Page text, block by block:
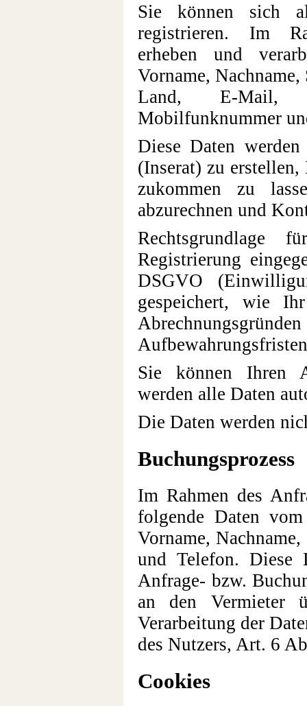
Sie können sich
registrieren. Im
erheben und
Vorname,
Land, E-Mail,
Mobilfunknummer
Diese Daten
(Inserat) zu
zukommen zu
abzurechnen und
Rechtsgrundlage
Registrierung
DSGVO
gespeichert, wie
Sie können Ihren
werden alle Daten
Die Daten werden
Buchungsprozess
Im Rahmen des
folgende Daten
Vorname,
und Telefon. Diese
Anfrage- bzw.
an den Vermieter
Verarbeitung der
des Nutzers, Art. 6
Cookies